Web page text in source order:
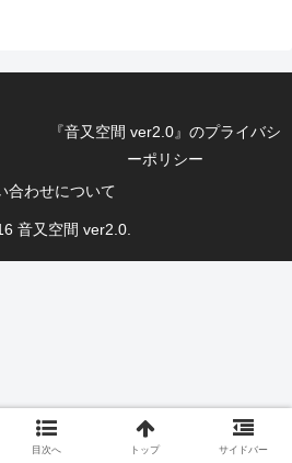
『音又空間 ver2.0』のプライバシ
ーポリシー
合わせについて
音又空間 ver2.0.
目次へ トップ サイドバー